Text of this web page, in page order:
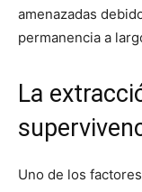
amenazadas
permanencia a
La
Uno de los